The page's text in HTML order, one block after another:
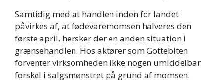
Samtidig med at handlen inden for landet
påvirkes af, at fødevaremomsen halveres den
første april, hersker der en anden situation i
grænsehandlen. Hos aktører som Gottebiten
forventer virksomheden ikke nogen umiddelbar
forskel i salgsmønstret på grund af momsen.